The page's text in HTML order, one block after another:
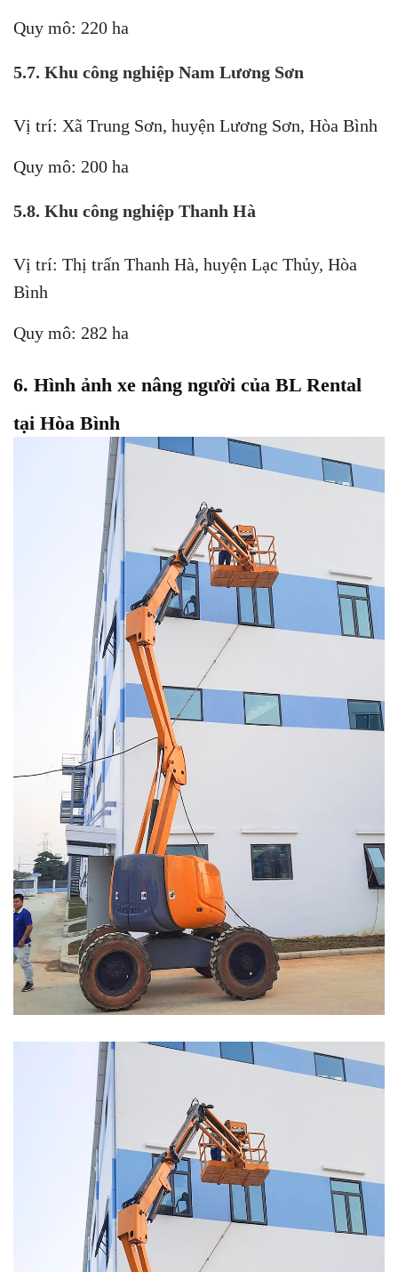
Quy mô: 220 ha
5.7. Khu công nghiệp Nam Lương Sơn
Vị trí: Xã Trung Sơn, huyện Lương Sơn, Hòa Bình
Quy mô: 200 ha
5.8. Khu công nghiệp Thanh Hà
Vị trí: Thị trấn Thanh Hà, huyện Lạc Thủy, Hòa
Bình
Quy mô: 282 ha
6. Hình ảnh xe nâng người của BL Rental
tại Hòa Bình